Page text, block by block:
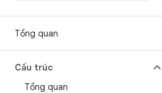
Tổng quan
Cấu trúc
Tổng quan